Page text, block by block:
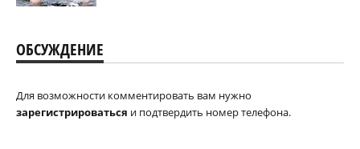
ОБСУЖДЕНИЕ
Для возможности комментировать вам нужно
зарегистрироваться и подтвердить номер телефона.